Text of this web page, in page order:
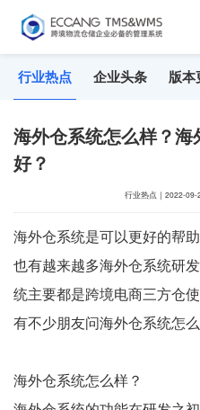
行业热点 企业头条 版本
海外仓系统怎么样？
好？
行业热点 ｜ 2022-09-
海外仓系统是可以更好的帮
也有越来越多海外仓系统研
统主要都是跨境电商三方仓
有不少朋友问海外仓系统怎
海外仓系统怎么样？